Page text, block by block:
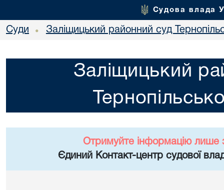
Судова влада
Суди • Заліщицький районний суд
Заліщицький
Отримуйте інформацію лише
Єдиний Контакт-центр судової